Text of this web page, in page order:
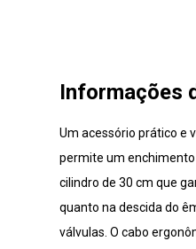
Informações
Um acessório prático e
permite um enchimento
cilindro de 30 cm que
quanto na descida do
válvulas. O cabo